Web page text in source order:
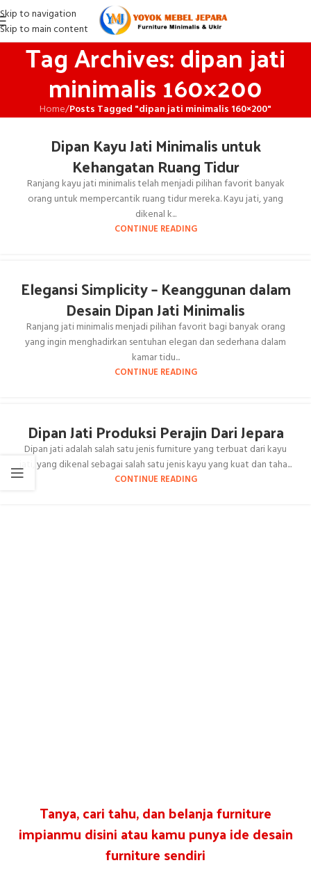
Skip to navigation
Skip to main content
Tag Archives: dipan jati
minimalis 160×200
Home/Posts Tagged "dipan jati minimalis 160×200"
Dipan Kayu Jati Minimalis untuk
Kehangatan Ruang Tidur
Ranjang kayu jati minimalis telah menjadi pilihan favorit banyak
orang untuk mempercantik ruang tidur mereka. Kayu jati, yang
dikenal k...
CONTINUE READING
Elegansi Simplicity – Keanggunan dalam
Desain Dipan Jati Minimalis
Ranjang jati minimalis menjadi pilihan favorit bagi banyak orang
yang ingin menghadirkan sentuhan elegan dan sederhana dalam
kamar tidu...
CONTINUE READING
Dipan Jati Produksi Perajin Dari Jepara
Dipan jati adalah salah satu jenis furniture yang terbuat dari kayu
jati, yang dikenal sebagai salah satu jenis kayu yang kuat dan taha...
CONTINUE READING
Tanya, cari tahu, dan belanja furniture
impianmu disini atau kamu punya ide desain
furniture sendiri